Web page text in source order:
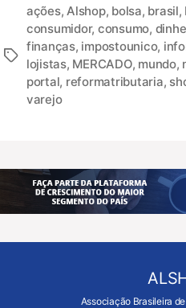
ações,Alshop, bolsa, brasil,
consumidor, consumo,
finanças, impostounico,
lojistas, MERCADO, mundo,
portal, reformatributaria,
varejo
Associação Brasileira